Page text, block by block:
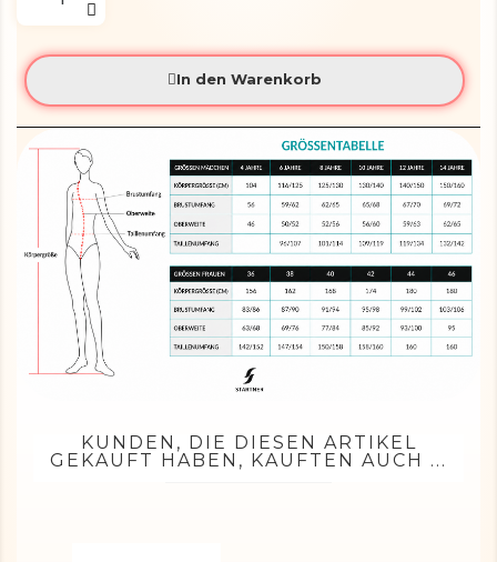
In den Warenkorb
KUNDEN, DIE DIESEN ARTIKEL
GEKAUFT HABEN, KAUFTEN AUCH ...